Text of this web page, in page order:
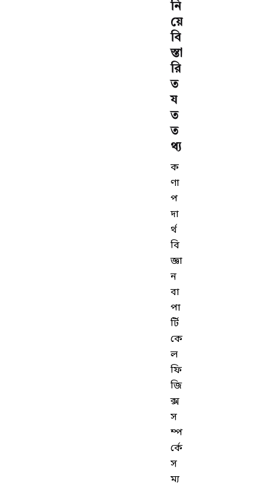
নি
য়ে
বি
স্তা
রি
ত
য
ত
ত
থ্য
ক
ণা
প
দা
র্থ
বি
জ্ঞা
ন
বা
পা
র্টি
কে
ল
ফি
জি
ক্স
স
ম্প
র্কে
স
ম্য